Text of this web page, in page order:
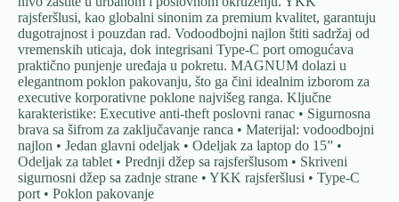
rajsferšlusi, kao globalni sinonim za premium kvalitet, garantuju
dugotrajnost i pouzdan rad. Vodoodbojni najlon štiti sadržaj od
vremenskih uticaja, dok integrisani Type-C port omogućava
praktično punjenje uređaja u pokretu. MAGNUM dolazi u
elegantnom poklon pakovanju, što ga čini idealnim izborom za
executive korporativne poklone najvišeg ranga. Ključne
karakteristike: Executive anti-theft poslovni ranac • Sigurnosna
brava sa šifrom za zaključavanje ranca • Materijal: vodoodbojni
najlon • Jedan glavni odeljak • Odeljak za laptop do 15” •
Odeljak za tablet • Prednji džep sa rajsferšlusom • Skriveni
sigurnosni džep sa zadnje strane • YKK rajsferšlusi • Type-C
port • Poklon pakovanje